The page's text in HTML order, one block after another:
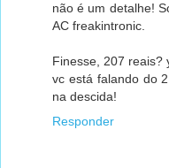
não é um detalhe!
AC freakintronic.
Finesse, 207 reais?
vc está falando do
na descida!
Responder